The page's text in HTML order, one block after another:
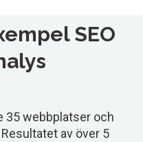
SEO
35 webbplatser och
av över 5